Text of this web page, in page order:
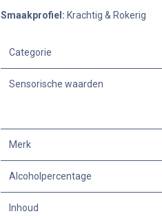
Smaakprofiel: Krachtig & Rokerig
Categorie
Sensorische waarden
Merk
Alcoholpercentage
Inhoud